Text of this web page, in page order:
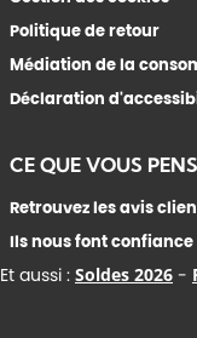
Politique de retour
Médiation de la
Déclaration
CE QUE VOUS
Retrouvez les avis
Ils nous font confiance
Et aussi : Soldes 2026 -